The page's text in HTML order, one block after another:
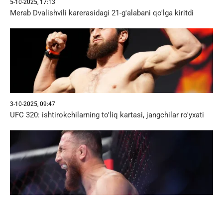
5-10-2025, 17:13
Merab Dvalishvili karerasidagi 21-g'alabani qo'lga kiritdi
3-10-2025, 09:47
UFC 320: ishtirokchilarning to'liq kartasi, jangchilar ro'yxati